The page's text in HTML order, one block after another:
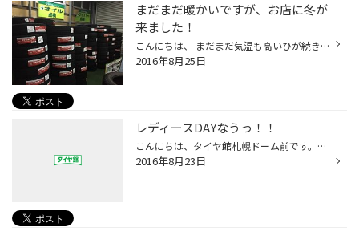
まだまだ暖かいですが、お店に冬が
来ました！
こんにちは、 まだまだ気温も高いひが続きますが、 お店にはスタッドレスタイヤが、いっぱい入荷してきました！！(*_*; お店のピットは冬の時期、といった感じです。続々入荷中！ しかしながら残りも少なくなってきましたが、 旧品、お買得スタッドレスタイヤも、まだございます。 新しくなくても構...
2016年8月25日
レディースDAYなうっ！！
こんにちは、タイヤ館札幌ドーム前です。 ('ω')/ 今日はレディースのみなさまに好評な日です。 いつ頃オイル交換したかしら～？ ('ω'?) といったレディースの皆様！ タイヤ館札幌ドーム前まで・・・・・ どうぞお越しくださいっ！！ 点検はもちろん・・・・・・ 無料っ！！！！ オイル交換もお得...
2016年8月23日